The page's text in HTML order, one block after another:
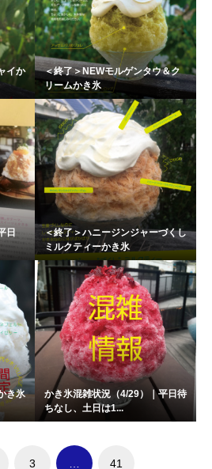
イか
＜終了＞NEWモルゲンタウ＆ク
リームかき氷
日
＜終了＞ハニージンジャーづくし
ミルクティーかき氷
き氷
かき氷混雑状況（4/29）｜平日待
ちなし、土日は1...
3 41